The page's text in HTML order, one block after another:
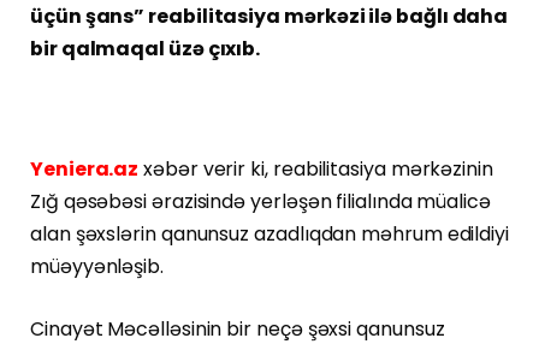
üçün şans” reabilitasiya mərkəzi ilə bağlı daha
bir qalmaqal üzə çıxıb.
Yeniera.az xəbər verir ki, reabilitasiya mərkəzinin
Zığ qəsəbəsi ərazisində yerləşən filialında müalicə
alan şəxslərin qanunsuz azadlıqdan məhrum edildiyi
müəyyənləşib.
Cinayət Məcəlləsinin bir neçə şəxsi qanunsuz